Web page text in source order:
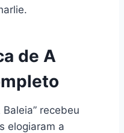
de A
recebeu
elogiaram a